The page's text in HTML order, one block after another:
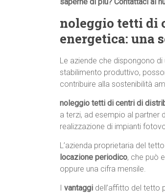
noleggio tetti di
energetica: una
Le aziende che dispongono
stabilimento produttivo,
contribuire alla sostenibilità
noleggio tetti di centri di
a terzi, ad esempio al partner
realizzazione di impianti
L’azienda proprietaria del
locazione periodico, che può
oppure una cifra mensile.
I vantaggi dell’affitto del tetto